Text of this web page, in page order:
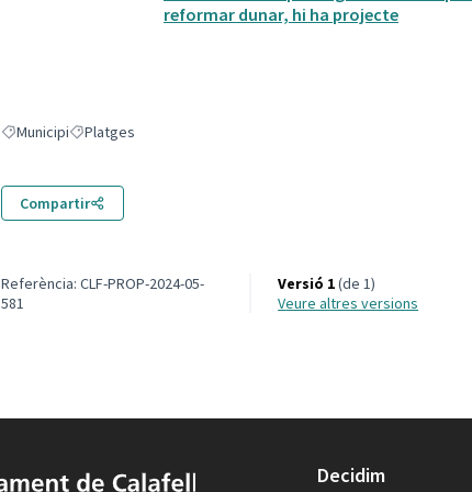
reformar dunar, hi ha projecte
Resultats en filtrar per: Municipi
MunicipiResultats en filtrar per: Platges
Platges
Compartir
Referència: CLF-PROP-2024-05-
581
Versió 1(de 1)
veure altres versions
Decidim